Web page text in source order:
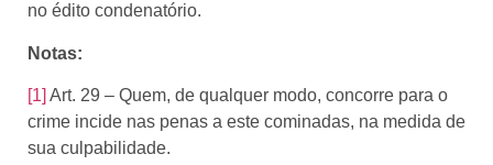
no édito condenatório.
Notas:
[1] Art. 29 – Quem, de qualquer modo, concorre para o
crime incide nas penas a este cominadas, na medida de
sua culpabilidade.